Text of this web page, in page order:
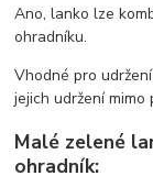
Ano, lanko lze
ohradníku.
Vhodné pro
jejich udržení
Malé zelené
ohradník: